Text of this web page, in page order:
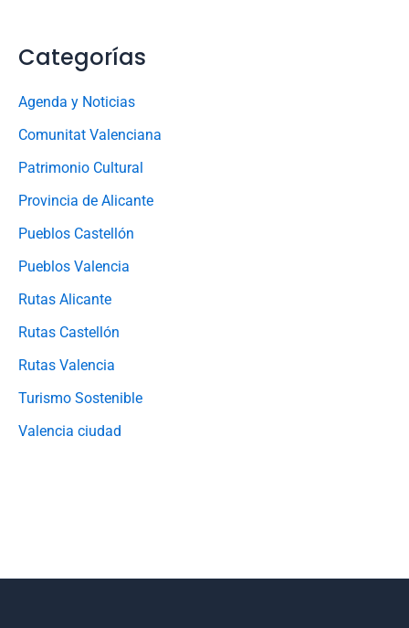
Categorías
Agenda y Noticias
Comunitat Valenciana
Patrimonio Cultural
Provincia de Alicante
Pueblos Castellón
Pueblos Valencia
Rutas Alicante
Rutas Castellón
Rutas Valencia
Turismo Sostenible
Valencia ciudad